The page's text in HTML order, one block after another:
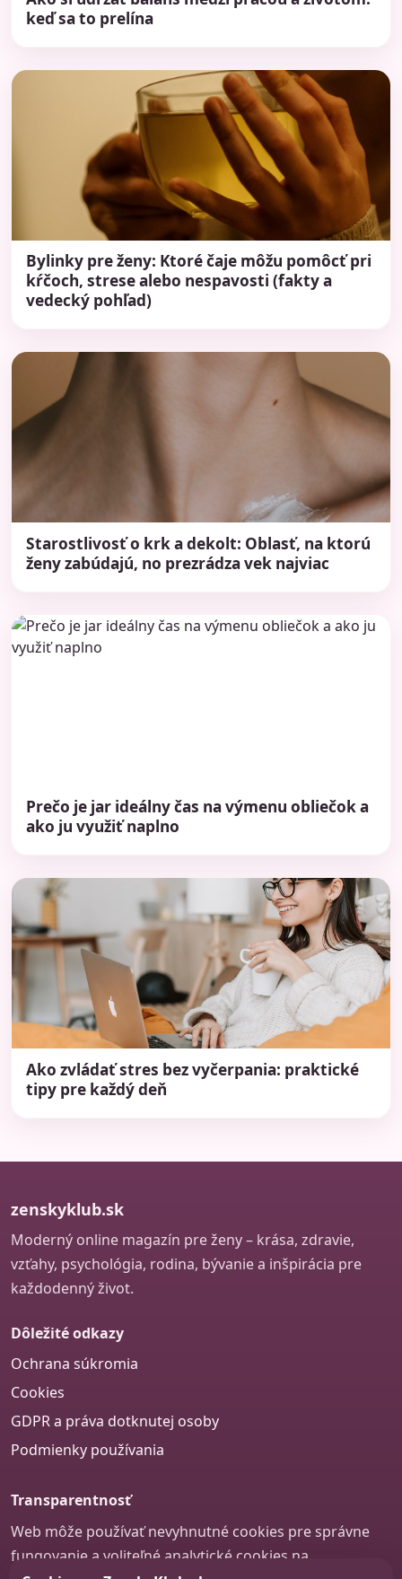
keď sa to prelína
Bylinky pre ženy: Ktoré čaje môžu pomôcť pri
kŕčoch, strese alebo nespavosti (fakty a
vedecký pohľad)
Starostlivosť o krk a dekolt: Oblasť, na ktorú
ženy zabúdajú, no prezrádza vek najviac
Prečo je jar ideálny čas na výmenu obliečok a
ako ju využiť naplno
Ako zvládať stres bez vyčerpania: praktické
tipy pre každý deň
zenskyklub.sk
Moderný online magazín pre ženy – krása, zdravie,
vzťahy, psychológia, rodina, bývanie a inšpirácia pre
každodenný život.
Dôležité odkazy
Ochrana súkromia
Cookies
GDPR a práva dotknutej osoby
Podmienky používania
Transparentnosť
Web môže používať nevyhnutné cookies pre správne
fungovanie a voliteľné analytické cookies na